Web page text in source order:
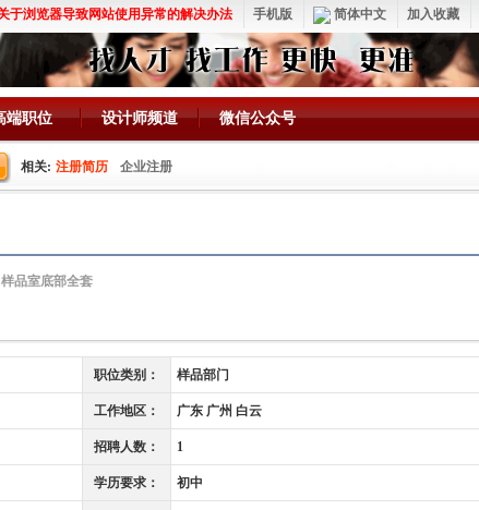
加入收藏
简体中文
手机版
于浏览器导致网站使用异常的解决办法
端职位 设计师频道 微信公众号
相关: 注册简历 企业注册
品室底部全套
职位类别： 样品部门
工作地区： 广东 广州 白云
招聘人数： 1
学历要求： 初中